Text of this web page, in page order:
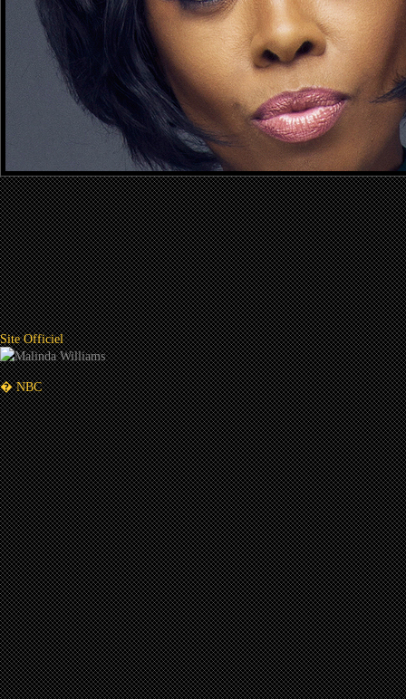
Site Officiel
� NBC